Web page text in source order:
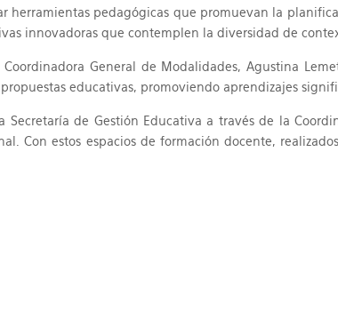
herramientas pedagógicas que promuevan la
innovadoras que contemplen la diversidad de
Coordinadora General de Modalidades, Agustina
educativas, promoviendo aprendizajes
Secretaría de Gestión Educativa a través de la
Con estos espacios de formación docente,